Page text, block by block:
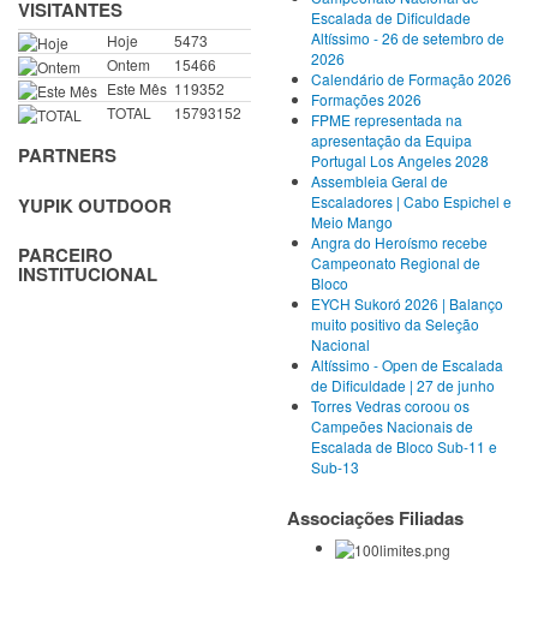
VISITANTES
Hoje
5473
Ontem
15466
Este Mês 119352
TOTAL
15793152
PARTNERS
YUPIK OUTDOOR
PARCEIRO
INSTITUCIONAL
Escalada de Dificuldade
Altíssimo - 26 de setembro de
2026
Calendário de Formação 2026
Formações 2026
FPME representada na
apresentação da Equipa
Portugal Los Angeles 2028
Assembleia Geral de
Escaladores | Cabo Espichel e
Meio Mango
Angra do Heroísmo recebe
Campeonato Regional de
Bloco
EYCH Sukoró 2026 | Balanço
muito positivo da Seleção
Nacional
Altíssimo - Open de Escalada
de Dificuldade | 27 de junho
Torres Vedras coroou os
Campeões Nacionais de
Escalada de Bloco Sub-11 e
Sub-13
Associações Filiadas